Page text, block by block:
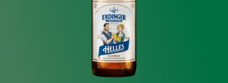
Jetzt kaufen